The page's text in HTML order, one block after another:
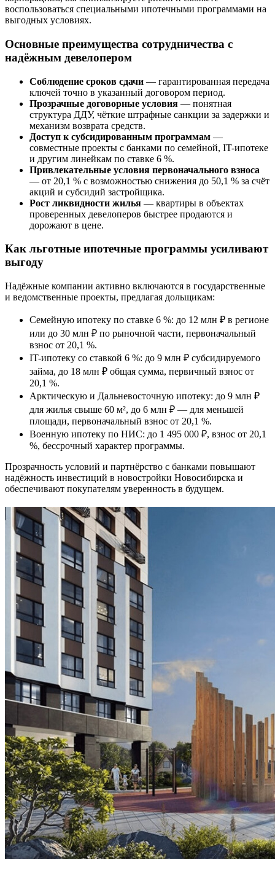
воспользоваться специальными ипотечными программами на
выгодных условиях.
Основные преимущества сотрудничества с
надёжным девелопером
Соблюдение сроков сдачи — гарантированная передача
ключей точно в указанный договором период.
Прозрачные договорные условия — понятная
структура ДДУ, чёткие штрафные санкции за задержки и
механизм возврата средств.
Доступ к субсидированным программам —
совместные проекты с банками по семейной, IT-ипотеке
и другим линейкам по ставке 6 %.
Привлекательные условия первоначального взноса
— от 20,1 % с возможностью снижения до 50,1 % за счёт
акций и субсидий застройщика.
Рост ликвидности жилья — квартиры в объектах
проверенных девелоперов быстрее продаются и
дорожают в цене.
Как льготные ипотечные программы усиливают
выгоду
Надёжные компании активно включаются в государственные
и ведомственные проекты, предлагая дольщикам:
Семейную ипотеку по ставке 6 %: до 12 млн ₽ в регионе
или до 30 млн ₽ по рыночной части, первоначальный
взнос от 20,1 %.
IT-ипотеку со ставкой 6 %: до 9 млн ₽ субсидируемого
займа, до 18 млн ₽ общая сумма, первичный взнос от
20,1 %.
Арктическую и Дальневосточную ипотеку: до 9 млн ₽
для жилья свыше 60 м², до 6 млн ₽ — для меньшей
площади, первоначальный взнос от 20,1 %.
Военную ипотеку по НИС: до 1 495 000 ₽, взнос от 20,1
%, бессрочный характер программы.
Прозрачность условий и партнёрство с банками повышают
надёжность инвестиций в новостройки Новосибирска и
обеспечивают покупателям уверенность в будущем.